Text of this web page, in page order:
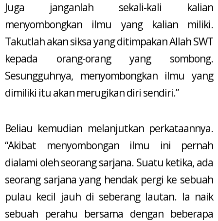
Juga janganlah sekali-kali kalian
menyombongkan ilmu yang kalian miliki.
Takutlah akan siksa yang ditimpakan Allah SWT
kepada orang-orang yang sombong.
Sesungguhnya, menyombongkan ilmu yang
dimiliki itu akan merugikan diri sendiri.”
Beliau kemudian melanjutkan perkataannya.
“Akibat menyombongan ilmu ini pernah
dialami oleh seorang sarjana. Suatu ketika, ada
seorang sarjana yang hendak pergi ke sebuah
pulau kecil jauh di seberang lautan. Ia naik
sebuah perahu bersama dengan beberapa